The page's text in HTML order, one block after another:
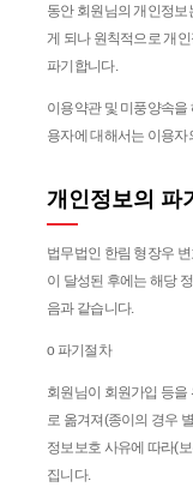
동안 회원님의 개인정보
게 되나 원칙적으로 개
파기합니다.
이용약관 및 미풍양속을
용자에 대해서는 이용
개인정보의 파
법무법인 한림 형장우
이 달성된 후에는 해당
음과 같습니다.
ο 파기절차
회원님이 회원가입 등을
로 옮겨져(종이의 경우
정보보호 사유에 따라(
집니다.